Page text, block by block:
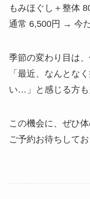
もみほぐし＋整体
通常 6,500円 → 今
季節の変わり目は
「最近、なんとな
い…」と感じる方も
この機会に、ぜひ
ご予約お待ちしてお